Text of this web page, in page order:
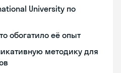
University по
обогатило её опыт
методику для